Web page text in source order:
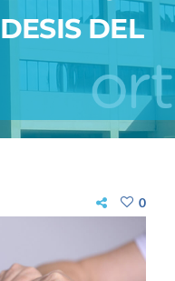
DEL
0